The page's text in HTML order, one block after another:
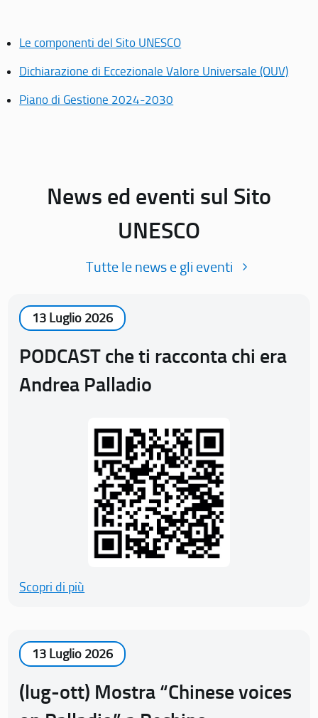
Le componenti del Sito UNESCO
Dichiarazione di Eccezionale Valore Universale (OUV)
Piano di Gestione 2024-2030
News ed eventi sul Sito
UNESCO
Tutte le news e gli eventi
13 Luglio 2026
PODCAST che ti racconta chi era
Andrea Palladio
Scopri di più
13 Luglio 2026
(lug-ott) Mostra “Chinese voices